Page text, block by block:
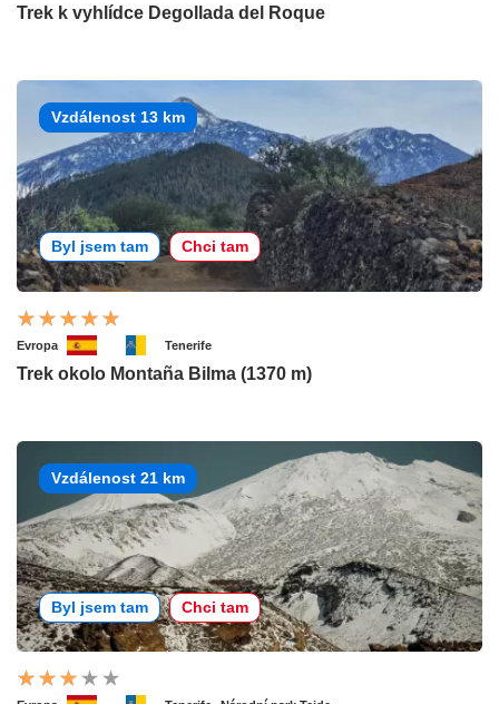
Trek k vyhlídce Degollada del Roque
Vzdálenost 13 km
Byl jsem tam Chci tam
Evropa Tenerife
Trek okolo Montaña Bilma (1370 m)
Vzdálenost 21 km
Byl jsem tam Chci tam